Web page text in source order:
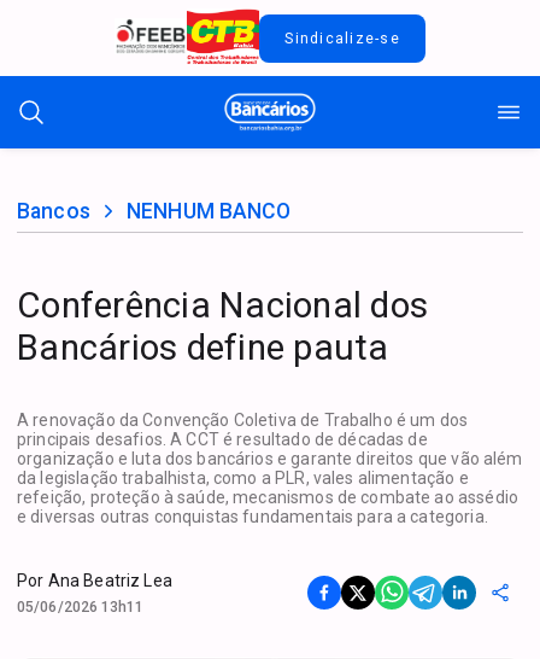
Sindicalize-se
Bancos NENHUM BANCO
Conferência Nacional dos
Bancários define pauta
A renovação da Convenção Coletiva de Trabalho é um dos
principais desafios. A CCT é resultado de décadas de
organização e luta dos bancários e garante direitos que vão além
da legislação trabalhista, como a PLR, vales alimentação e
refeição, proteção à saúde, mecanismos de combate ao assédio
e diversas outras conquistas fundamentais para a categoria.
Por Ana Beatriz Lea
05/06/2026 13h11